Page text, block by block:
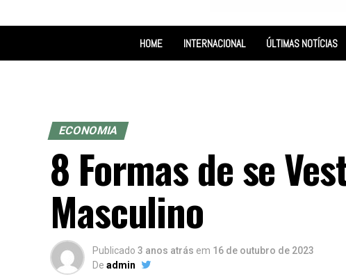
HOME INTERNACIONAL ÚLTIMAS NOTÍCIAS
ECONOMIA
8 Formas de se
Masculino
Publicado 3 anos atrás em 16 de outubro de 2023
De admin